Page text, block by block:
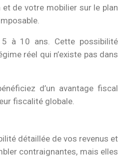
de votre mobilier sur le plan
à 10 ans. Cette possibilité
réel qui n’existe pas dans
d’un avantage fiscal
fiscalité globale.
détaillée de vos revenus et
contraignantes, mais elles